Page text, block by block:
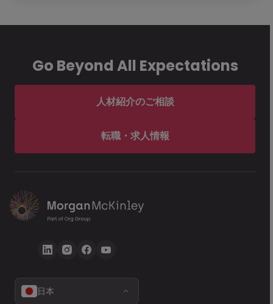
レジュメを添付
アップロードできるファイルサイズは4 MB以下です。
アップロード可能なファイルの種類：pdf, docx, doc
プライバシー・ステイトメントを理解し、承諾します。
戻る
Go Beyond All Expectations
人材紹介のご相談
転職・求人情報
日本